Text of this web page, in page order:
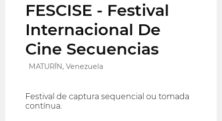
FESCISE - Festival
Internacional De
Cine Secuencias
MATURÍN, Venezuela
Festival de captura sequencial ou tomada
contínua.